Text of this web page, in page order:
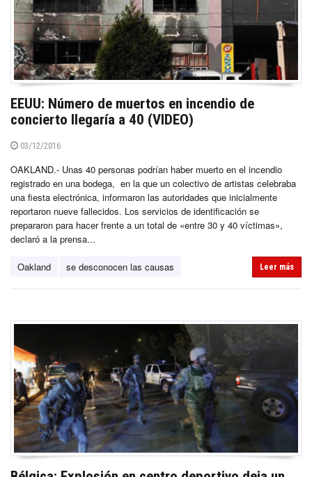
EEUU: Número de muertos en incendio de
concierto llegaría a 40 (VIDEO)
03/12/2016
OAKLAND.- Unas 40 personas podrían haber muerto en el incendio
registrado en una bodega, en la que un colectivo de artistas celebraba
una fiesta electrónica, informaron las autoridades que inicialmente
reportaron nueve fallecidos. Los servicios de identificación se
prepararon para hacer frente a un total de «entre 30 y 40 víctimas»,
declaró a la prensa...
Oakland se desconocen las causas Leer más